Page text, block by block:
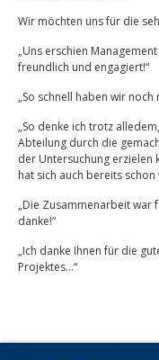
Wir möchten uns für die
„Uns erschien
freundlich und engagiert!“
„So schnell haben wir
„So denke ich trotz
Abteilung durch die
der Untersuchung erzielen
hat sich auch bereits schon
„Die Zusammenarbeit war
danke!“
„Ich danke Ihnen für die
Projektes…“